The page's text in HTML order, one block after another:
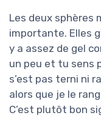
Les deux sphères
importante. Elles
y a assez de gel
un peu et tu sens
s’est pas terni ni
alors que je le
C’est plutôt bon